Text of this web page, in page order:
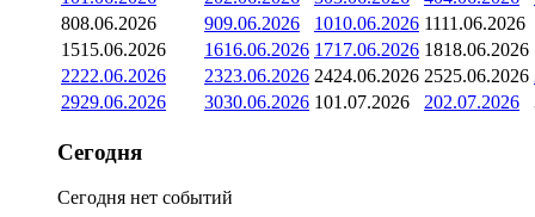
808.06.2026 909.06.2026 1010.06.2026 1111.06.2026
1515.06.2026 1616.06.2026 1717.06.2026 1818.06.2026
2222.06.2026 2323.06.2026 2424.06.2026 2525.06.2026
2929.06.2026 3030.06.2026 101.07.2026 202.07.2026
Сегодня
Сегодня нет событий